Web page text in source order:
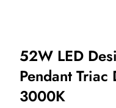
52W LED
Pendant
3000K